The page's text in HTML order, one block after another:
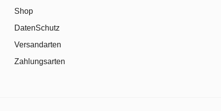
Shop
DatenSchutz
Versandarten
Zahlungsarten